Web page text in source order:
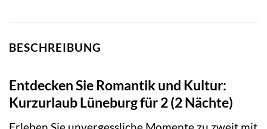
BESCHREIBUNG
Entdecken Sie Romantik und Kultur:
Kurzurlaub Lüneburg für 2 (2 Nächte)